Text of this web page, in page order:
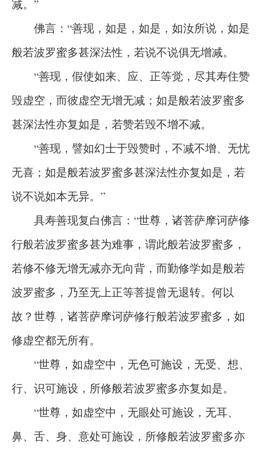
减。”
佛言：“善现，如是，如是，如汝所说，如是
般若波罗蜜多甚深法性，若说不说俱无增减。
“善现，假使如来、应、正等觉，尽其寿住赞
毁虚空，而彼虚空无增无减；如是般若波罗蜜多
甚深法性亦复如是，若赞若毁不增不减。
“善现，譬如幻士于毁赞时，不减不增、无忧
无喜；如是般若波罗蜜多甚深法性亦复如是，若
说不说如本无异。”
具寿善现复白佛言：“世尊，诸菩萨摩诃萨修
行般若波罗蜜多甚为难事，谓此般若波罗蜜多，
若修不修无增无减亦无向背，而勤修学如是般若
波罗蜜多，乃至无上正等菩提曾无退转。何以
故？世尊，诸菩萨摩诃萨修行般若波罗蜜多，如
修虚空都无所有。
“世尊，如虚空中，无色可施设，无受、想、
行、识可施设，所修般若波罗蜜多亦复如是。
“世尊，如虚空中，无眼处可施设，无耳、
鼻、舌、身、意处可施设，所修般若波罗蜜多亦